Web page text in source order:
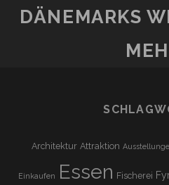
DÄNEMARKS
Architektur Attraktion
Einkaufen Essen Fischerei